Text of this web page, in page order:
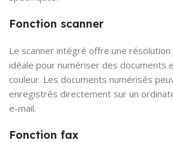
Fonction scanner
Le scanner intégré offre une
idéale pour numériser des documents
couleur. Les documents numérisés
enregistrés directement sur un
e-mail.
Fonction fax